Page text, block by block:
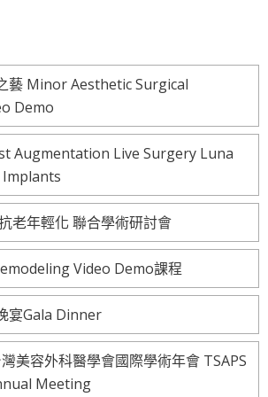
藝 Minor Aesthetic Surgical
Demo
Augmentation Live Surgery Luna
老年輕化 聯合學術研討會
Video Demo課程
宴Gala Dinner
美容外科醫學會國際學術年會 TSAPS
Meeting